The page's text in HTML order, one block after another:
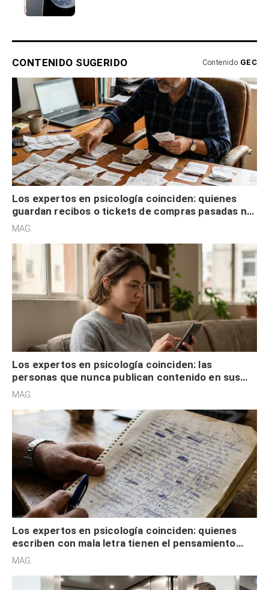
CONTENIDO SUGERIDO Contenido GEC
Los expertos en psicología coinciden: quienes
guardan recibos o tickets de compras pasadas no
son acumuladores, sino que tienen necesidad de
MAG.
Los expertos en psicología coinciden: las
personas que nunca publican contenido en sus
redes sociales no pretenden buscar validación
MAG.
Los expertos en psicología coinciden: quienes
escriben con mala letra tienen el pensamiento
acelerado y no lo hacen por desinterés
MAG.